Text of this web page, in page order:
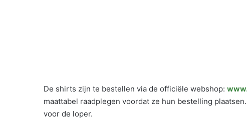
De shirts zijn te bestellen via de officiële webshop:
maattabel raadplegen voordat ze hun bestelling
voor de loper.